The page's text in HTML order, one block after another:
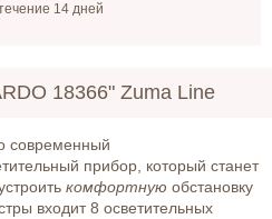
14 дней
18366" Zuma Line
современный
прибор, который станет
комфортную обстановку
входит 8 осветительных